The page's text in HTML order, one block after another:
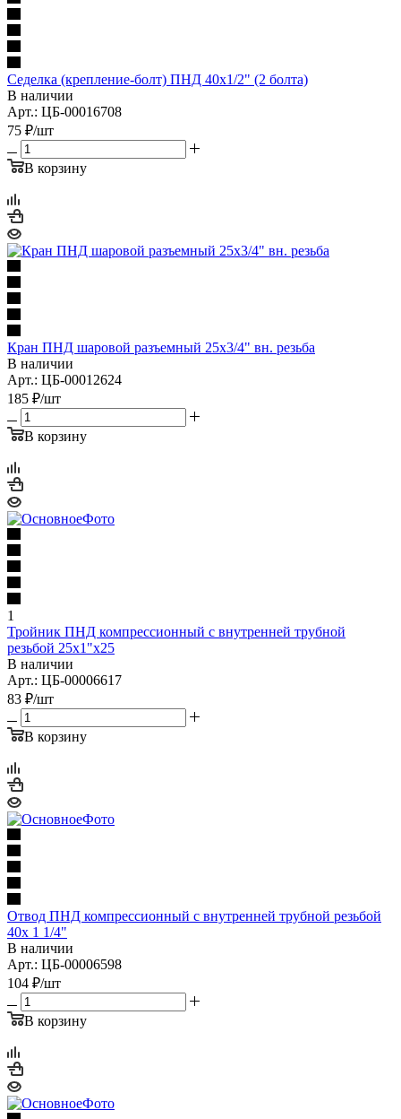
Седелка (крепление-болт) ПНД 40х1/2" (2 болта)
В наличии
Арт.: ЦБ-00016708
75 ₽/шт
В корзину
Кран ПНД шаровой разъемный 25х3/4" вн. резьба
В наличии
Арт.: ЦБ-00012624
185 ₽/шт
В корзину
1
Тройник ПНД компрессионный с внутренней трубной
резьбой 25х1"х25
В наличии
Арт.: ЦБ-00006617
83 ₽/шт
В корзину
Отвод ПНД компрессионный с внутренней трубной резьбой
40х 1 1/4"
В наличии
Арт.: ЦБ-00006598
104 ₽/шт
В корзину